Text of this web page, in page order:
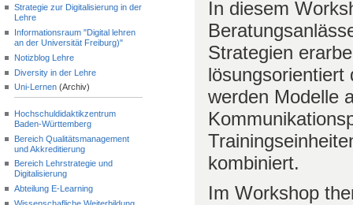
Strategie zur Digitalisierung in der
Lehre
Informationsraum "Digital lehren
an der Universität Freiburg)"
Notizblog Lehre
Diversity in der Lehre
Uni-Lernen(Archiv)
Hochschuldidaktikzentrum
Baden-Württemberg
Bereich Qualitätsmanagement
und Akkreditierung
Bereich Lehrstrategie und
Digitalisierung
Abteilung E-Learning
In diesem
Strategien
lösungsorientiert
werden Modelle
kombiniert.
Im Workshop